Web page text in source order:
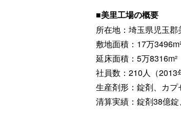
■美里工場の概要
所在地：埼玉県児玉
敷地面積：17万
延床面積：5万8316m²
社員数：210人（2013
生産剤形：錠剤、カプ
清算実績：錠剤38億錠